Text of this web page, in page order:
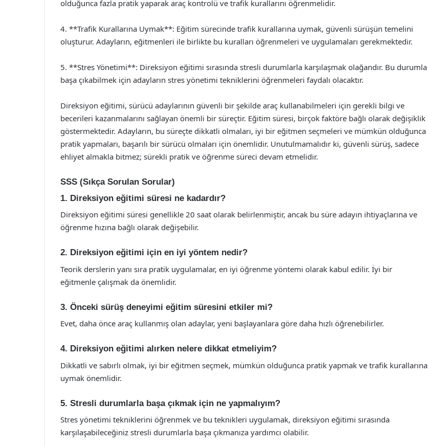
olduğunca fazla pratik yaparak araç kontrolü ve trafik kurallarını öğrenmelidir.
4. **Trafik Kurallarına Uymak**: Eğitim sürecinde trafik kurallarına uymak, güvenli sürüşün temelini
oluşturur. Adayların, eğitmenleri ile birlikte bu kuralları öğrenmeleri ve uygulamaları gerekmektedir.
5. **Stres Yönetimi**: Direksiyon eğitimi sırasında stresli durumlarla karşılaşmak olağandır. Bu durumla
başa çıkabilmek için adayların stres yönetimi tekniklerini öğrenmeleri faydalı olacaktır.
Direksiyon eğitimi, sürücü adaylarının güvenli bir şekilde araç kullanabilmeleri için gerekli bilgi ve
becerileri kazanmalarını sağlayan önemli bir süreçtir. Eğitim süresi, birçok faktöre bağlı olarak değişiklik
göstermektedir. Adayların, bu süreçte dikkatli olmaları, iyi bir eğitmen seçmeleri ve mümkün olduğunca
pratik yapmaları, başarılı bir sürücü olmaları için önemlidir. Unutulmamalıdır ki, güvenli sürüş, sadece
ehliyet almakla bitmez; sürekli pratik ve öğrenme süreci devam etmelidir.
SSS (Sıkça Sorulan Sorular)
1. Direksiyon eğitimi süresi ne kadardır?
Direksiyon eğitimi süresi genellikle 20 saat olarak belirlenmiştir, ancak bu süre adayın ihtiyaçlarına ve
öğrenme hızına bağlı olarak değişebilir.
2. Direksiyon eğitimi için en iyi yöntem nedir?
Teorik derslerin yanı sıra pratik uygulamalar, en iyi öğrenme yöntemi olarak kabul edilir. İyi bir
eğitmenle çalışmak da önemlidir.
3. Önceki sürüş deneyimi eğitim süresini etkiler mi?
Evet, daha önce araç kullanmış olan adaylar, yeni başlayanlara göre daha hızlı öğrenebilirler.
4. Direksiyon eğitimi alırken nelere dikkat etmeliyim?
Dikkatli ve sabırlı olmak, iyi bir eğitmen seçmek, mümkün olduğunca pratik yapmak ve trafik kurallarına
uymak önemlidir.
5. Stresli durumlarla başa çıkmak için ne yapmalıyım?
Stres yönetimi tekniklerini öğrenmek ve bu teknikleri uygulamak, direksiyon eğitimi sırasında
karşılaşabileceğiniz stresli durumlarla başa çıkmanıza yardımcı olabilir.